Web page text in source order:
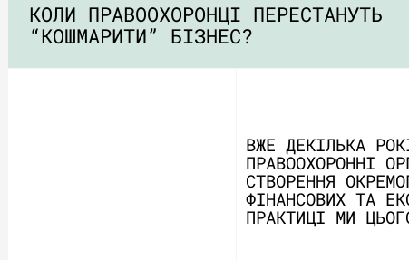
КОЛИ ПРАВООХОРОНЦІ ПЕРЕСТАНУТЬ
“КОШМАРИТИ” БІЗНЕС?
ВЖЕ ДЕКІЛЬКА
ПРАВООХОРОННІ
СТВОРЕННЯ
ФІНАНСОВИХ ТА
ПРАКТИЦІ МИ